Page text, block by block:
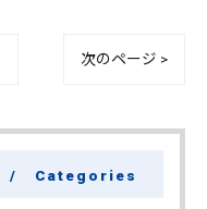
次のページ >
Categories